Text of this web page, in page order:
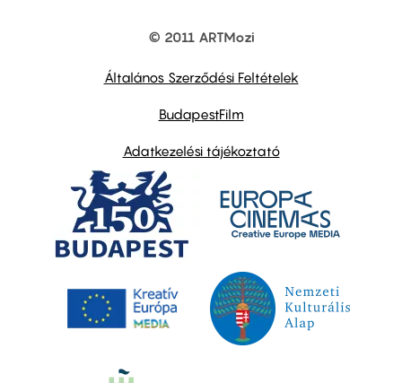
© 2011 ARTMozi
Általános Szerződési Feltételek
BudapestFilm
Adatkezelési tájékoztató